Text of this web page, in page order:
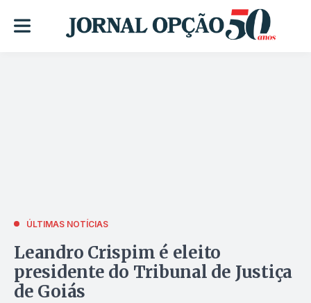
ÚLTIMAS NOTÍCIAS
Leandro Crispim é eleito
presidente do Tribunal de Justiça
de Goiás